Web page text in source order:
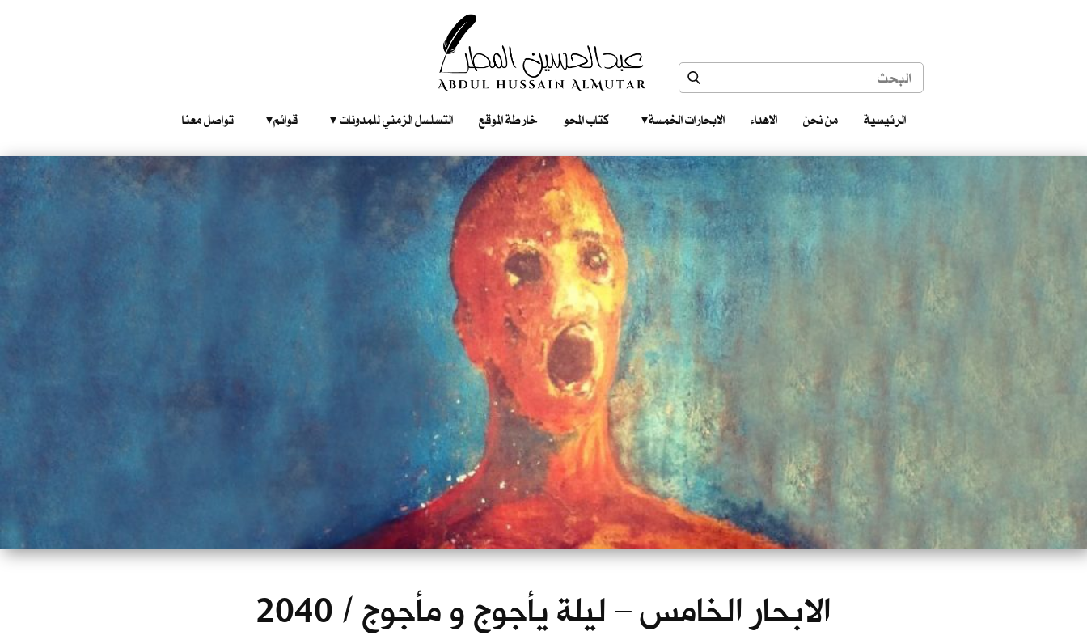
الرئيسية من نحن الاهداء الابحارات الخمسة ‎ ‎ ‎ كتاب المحو خارطة الموقع التسلسل الزمني للمدونات‎ ‎ ‎ ‎ ‎ قوائم‎ ‎ ‎ ‎ تواصل معنا
الابحار الخامس – ليلة يأجوج و مأجوج / 2040